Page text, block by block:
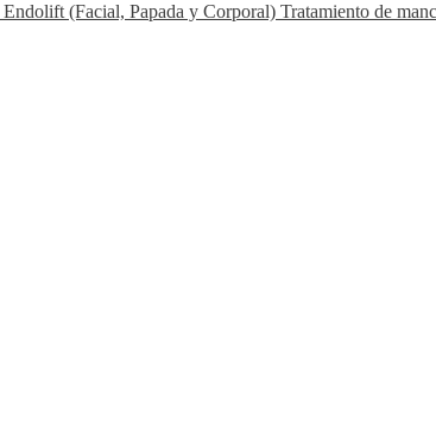
Endolift (Facial, Papada y Corporal) Tratamiento de